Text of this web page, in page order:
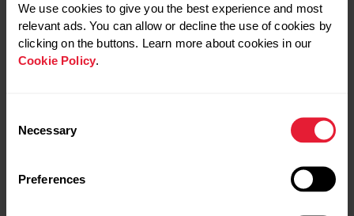
We use cookies to give you the best experience and most
relevant ads. You can allow or decline the use of cookies by
clicking on the buttons. Learn more about cookies in our
Cookie Policy.
Selection
Necessary
Preferences
TÉCNICAS PARA CONTROLAR EL ESTRÉS
No dejemos que los grandes enemigos del deportista,
diferentes disciplinas como el mindfulness o el yoga,